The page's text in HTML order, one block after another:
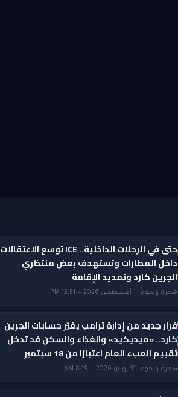
حتى في الرحلات الداخلية.. ICE توسع الاعتقالات
داخل المطارات وتستهدف بعض منتظري
الجرين كارد وتمديد الإقامة
هجرة ولجوء · 1 أغسطس 2026 — 12:51 PM
قرار جديد من إدارة ترامب يغيّر حسابات الجرين
كارد.. «ميديكيد» والغذاء والسكن قد تدخل
تقييم العبء العام اعتبارًا من 18 سبتمبر
هجرة ولجوء · 31 يوليو 2026 — 8:19 AM